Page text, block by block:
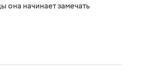
она начинает замечать